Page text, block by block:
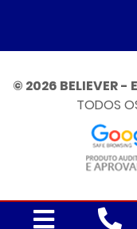
© 2026 BELIEVER -
TODOS